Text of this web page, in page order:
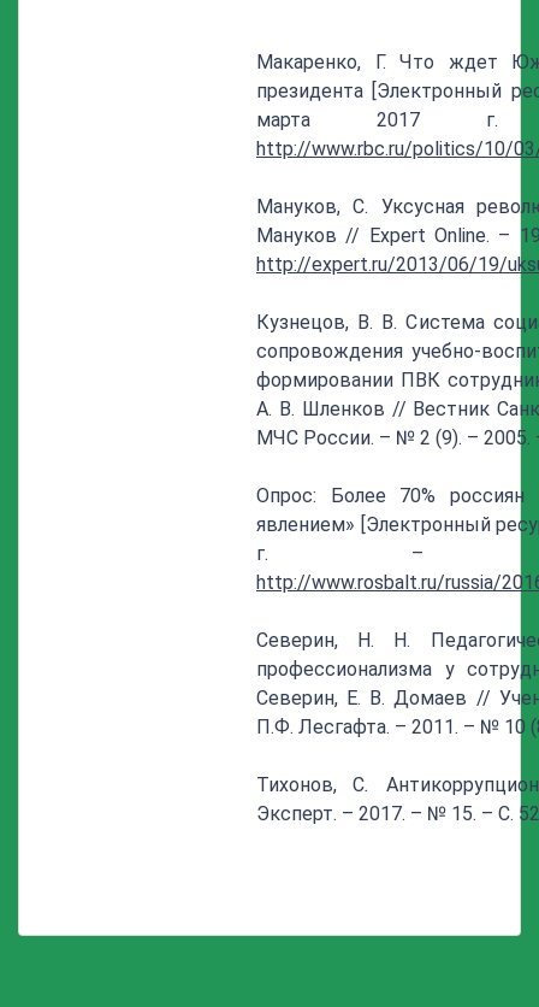
Макаренко, Г. Что ждет
президента [Электронный
марта 2017 г.
http://www.rbc.ru/politics/10/
Мануков, С. Уксусная
Мануков // Expert Online. –
http://expert.ru/2013/06/19/
Кузнецов, В. В. Система
сопровождения учебно-
формировании ПВК
А. В. Шленков // Вестник
МЧС России. – № 2 (9). – 2005.
Опрос: Более 70%
явлением» [Электронный
г. –
http://www.rosbalt.ru/russia/
Северин, Н. Н.
профессионализма у
Северин, Е. В. Домаев //
П.Ф. Лесгафта. – 2011. – № 10
Тихонов, С.
Эксперт. – 2017. – № 15. – С.